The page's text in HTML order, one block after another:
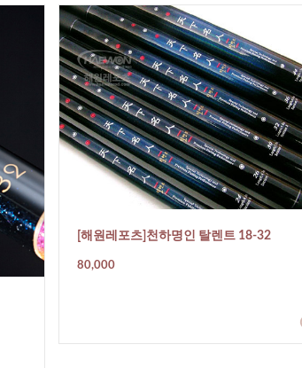
[해원레포츠]천하명인 탈렌트 18-32
80,000